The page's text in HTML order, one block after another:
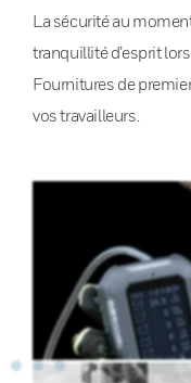
La sécurité au
tranquillité d’esprit
Fournitures de
vos travailleurs.